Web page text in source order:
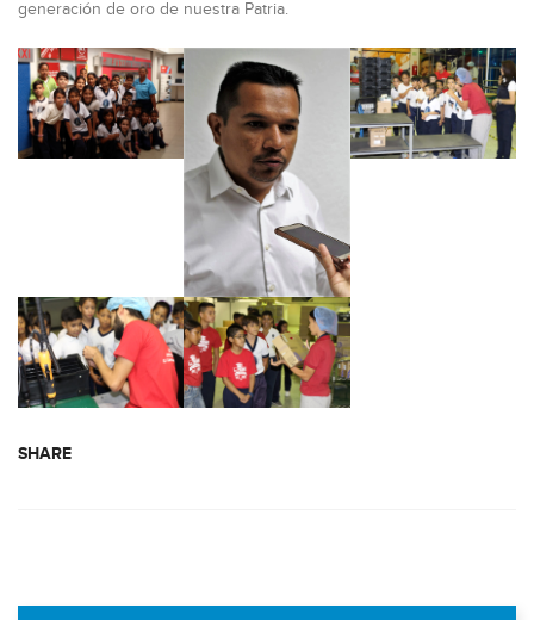
generación de oro de nuestra Patria.
SHARE